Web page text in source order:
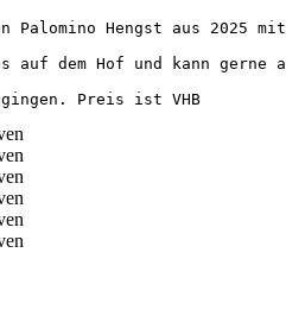
Palomino Hengst aus
auf dem Hof und kann
Preis ist VHB